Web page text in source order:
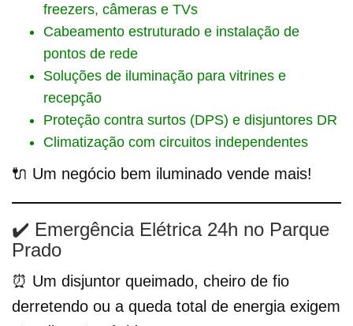
freezers, câmeras e TVs
Cabeamento estruturado e instalação de
pontos de rede
Soluções de iluminação para vitrines e
recepção
Proteção contra surtos (DPS) e disjuntores DR
Climatização com circuitos independentes
🔌 Um negócio bem iluminado vende mais!
✔️ Emergência Elétrica 24h no Parque
Prado
⏰ Um disjuntor queimado, cheiro de fio
derretendo ou a queda total de energia exigem